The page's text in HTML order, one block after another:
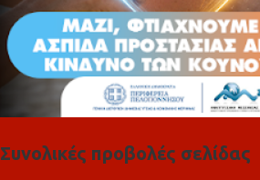
Συνολικές προβολές σελίδας